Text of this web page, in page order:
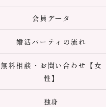
会員データ
婚活パーティの流れ
無料相談・お問い合わせ【女
性】
独身